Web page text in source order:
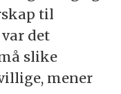
til
var det
slike
mener